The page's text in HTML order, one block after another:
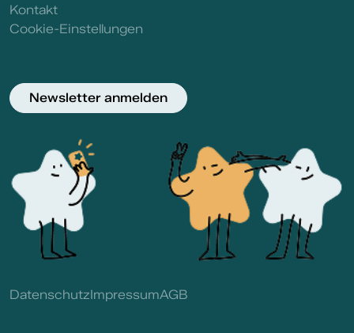
Kontakt
Cookie-Einstellungen
Newsletter anmelden
DatenschutzImpressumAGB